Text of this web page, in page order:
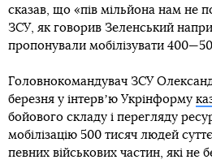
сказав, що «пів мільйона нам не
ЗСУ, як говорив Зеленський
пропонували мобілізувати
Головнокомандувач ЗСУ
березня у інтервʼю Укрінформу
бойового складу і перегляду
мобілізацію 500 тисяч людей
певних військових частин, які не